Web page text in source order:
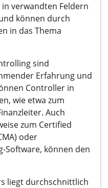
verwandten Feldern
können durch
in das Thema
sind
Erfahrung und
Controller in
wie etwa zum
Auch
zum Certified
oder
Software, können den
liegt durchschnittlich